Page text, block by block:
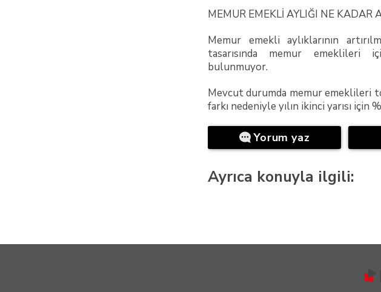
MEMUR EMEKLİ AYLIĞI NE KADAR
Memur emekli aylıklarının
tasarısında memur
bulunmuyor.
Mevcut durumda memur emeklileri
farkı nedeniyle yılın ikinci yarısı için
Yorum yaz
Ayrıca konuyla ilgili: